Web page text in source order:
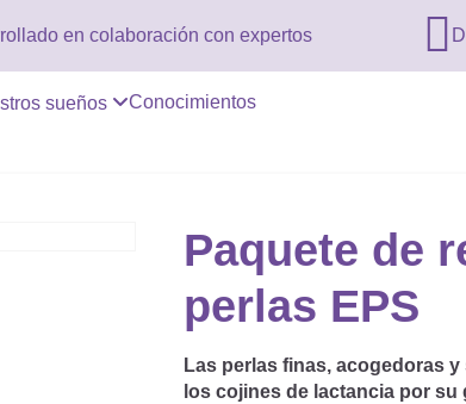
en colaboración con expertos 
sueños Conocimientos
Paquete de
perlas EPS
Las perlas finas, acogedoras
los cojines de lactancia por